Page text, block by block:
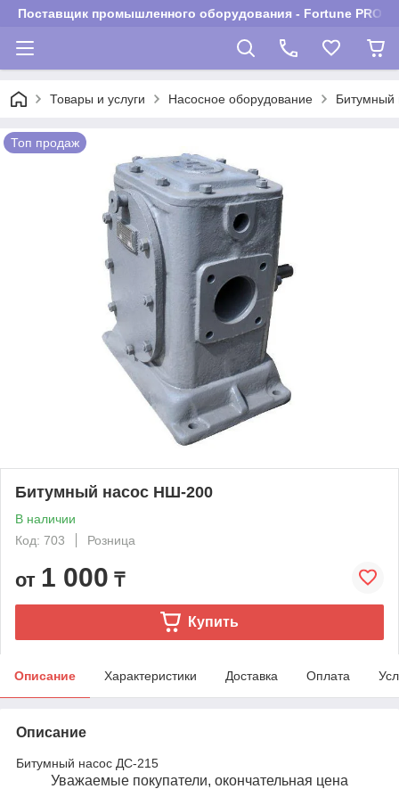
Поставщик промышленного оборудования - Fortune PROM
Товары и услуги Насосное оборудование
Топ продаж
Битумный насос НШ-200
В наличии
Код: 703
Розница
от 1 000 ₸
Купить
Описание Характеристики Доставка Оплата
Описание
Битумный насос ДС-215
Уважаемые покупатели, окончательная цена